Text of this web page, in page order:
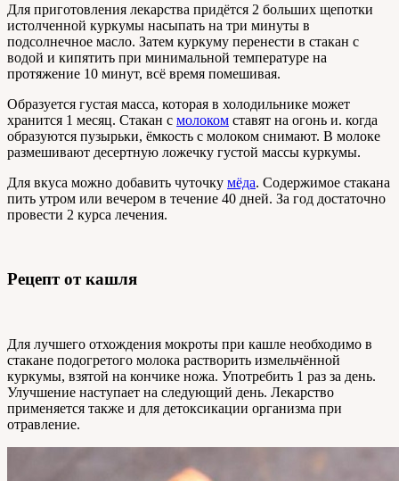
Для приготовления лекарства придётся 2 больших щепотки
истолченной куркумы насыпать на три минуты в
подсолнечное масло. Затем куркуму перенести в стакан с
водой и кипятить при минимальной температуре на
протяжение 10 минут, всё время помешивая.
Образуется густая масса, которая в холодильнике может
хранится 1 месяц. Стакан с молоком ставят на огонь и. когда
образуются пузырьки, ёмкость с молоком снимают. В молоке
размешивают десертную ложечку густой массы куркумы.
Для вкуса можно добавить чуточку мёда. Содержимое стакана
пить утром или вечером в течение 40 дней. За год достаточно
провести 2 курса лечения.
Рецепт от кашля
Для лучшего отхождения мокроты при кашле необходимо в
стакане подогретого молока растворить измельчённой
куркумы, взятой на кончике ножа. Употребить 1 раз за день.
Улучшение наступает на следующий день. Лекарство
применяется также и для детоксикации организма при
отравление.